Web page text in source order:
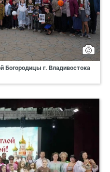
Богородицы г. Владивостока